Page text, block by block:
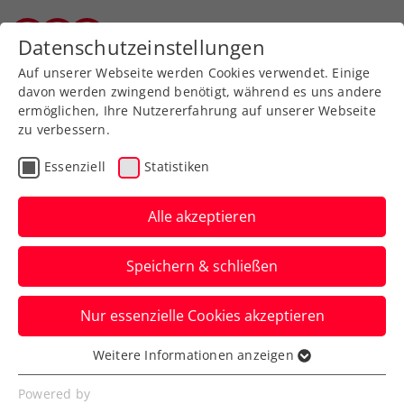
Zurück zur Newsübersicht
Turniere
Erste Bank Open 2 Go:
Gratis-Eintritt beim
Training der Stars
Zudem gibt es ein Zweistundenticket um
zehn Euro für die Partien am zweiten
Matchcourt beim ATP-Turnier in Wien.
Verfasst von: Presseaussendung / Redaktion, 20.09.2023
Datenschutzeinstellungen
Auf unserer Webseite werden Cookies verwendet. Einige
davon werden zwingend benötigt, während es uns andere
ermöglichen, Ihre Nutzererfahrung auf unserer Webseite
zu verbessern.
Essenziell Statistiken
Alle akzeptieren
Speichern & schließen
Nur essenzielle Cookies akzeptieren
Essenziell
Essenzielle Cookies werden für grundlegende
Weitere Informationen anzeigen
Powered by